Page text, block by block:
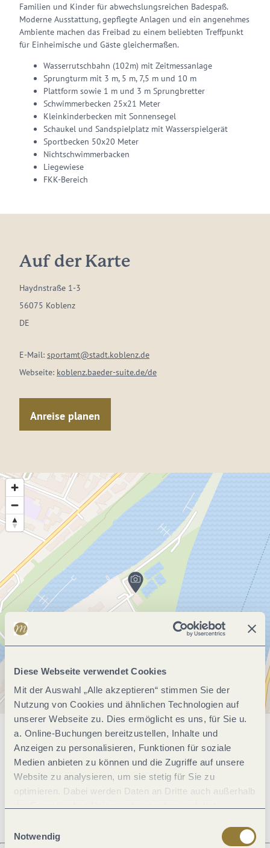
Diese Webseite verwendet Cookies
Mit der Auswahl „Alle akzeptieren“ stimmen Sie der
Nutzung von Cookies und ähnlichen Technologien auf
unserer Webseite zu. Dies ermöglicht es uns, für Sie u.
a. Online-Buchungen bereitzustellen, Inhalte und
Anzeigen zu personalisieren, Funktionen für soziale
Medien anbieten zu können und die Zugriffe auf unsere
Website zu analysieren, um sie stetig für Sie zu
optimieren. Dabei werden Daten an Dritte auch außerhalb
jederzeit widerrufen werden. Mit der Auswahl "Alle
Notwendig
Familien und Kinder für abwechslungsreichen Badespaß.
Moderne Ausstattung, gepflegte Anlagen und ein angenehmes
Ambiente machen das Freibad zu einem beliebten Treffpunkt
für Einheimische und Gäste gleichermaßen.
Wasserrutschbahn (102m) mit Zeitmessanlage
Sprungturm mit 3 m, 5 m, 7,5 m und 10 m
Plattform sowie 1 m und 3 m Sprungbretter
Schwimmerbecken 25x21 Meter
Kleinkinderbecken mit Sonnensegel
Schaukel und Sandspielplatz mit Wasserspielgerät
Sportbecken 50x20 Meter
Nichtschwimmerbacken
Liegewiese
FKK-Bereich
Auf der Karte
Haydnstraße 1-3
56075 Koblenz
DE
E-Mail: sportamt@stadt.koblenz.de
Webseite: koblenz.baeder-suite.de/de
Anreise planen
Allgemeine Informationen
Öffnungszeiten